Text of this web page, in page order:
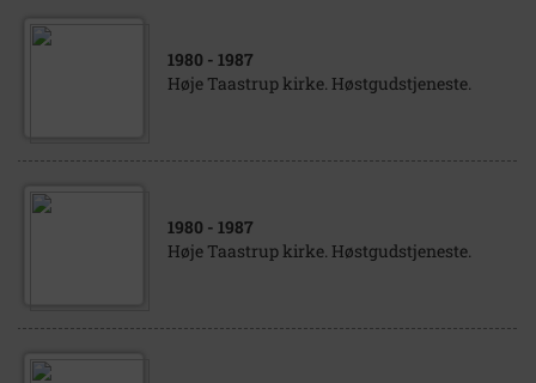
1980 - 1987
Høje Taastrup kirke. Høstgudstjeneste.
1980 - 1987
Høje Taastrup kirke. Høstgudstjeneste.